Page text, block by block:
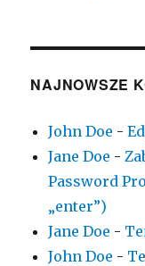
NAJNOWSZE
John Doe -
Jane Doe -
Password
„enter”)
Jane Doe -
John Doe -